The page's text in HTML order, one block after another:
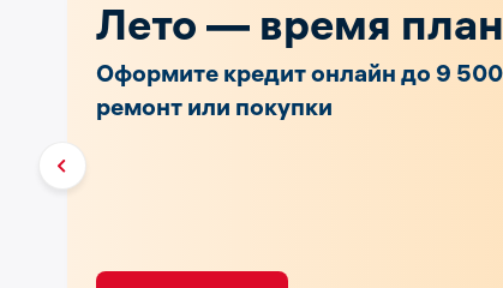
Лето — время
Оформите кредит онлайн до 9
ремонт или покупки